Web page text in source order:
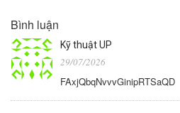
Bình luận
Kỹ thuật UP
29/07/2026
FAxjQbqNvvvGinipRTSaQD